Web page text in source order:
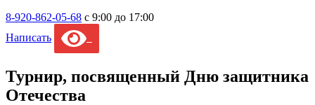
8-920-862-05-68 с 9:00 до 17:00
Написать
Турнир, посвященный Дню защитника
Отечества